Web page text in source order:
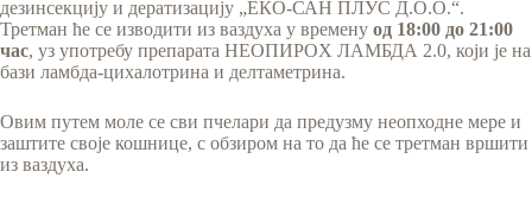
дезинсекцију и дератизацију „ЕКО-САН ПЛУС Д.О.О.“.
Третман ће се изводити из ваздуха у времену од 18:00 до 21:00
час, уз употребу препарата НЕОПИРОX ЛАМБДА 2.0, који је на
бази ламбда-цихалотрина и делтаметрина.
Овим путем моле се сви пчелари да предузму неопходне мере и
заштите своје кошнице, с обзиром на то да ће се третман вршити
из ваздуха.